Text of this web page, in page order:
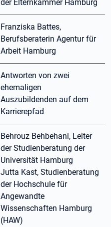
der Elternkammer Hamburg
Franziska Battes,
Berufsberaterin Agentur für
Arbeit Hamburg
Antworten von zwei
ehemaligen
Auszubildenden auf dem
Karrierepfad
Behrouz Behbehani, Leiter
der Studienberatung der
Universität Hamburg
Jutta Kast, Studienberatung
der Hochschule für
Angewandte
Wissenschaften Hamburg
(HAW)